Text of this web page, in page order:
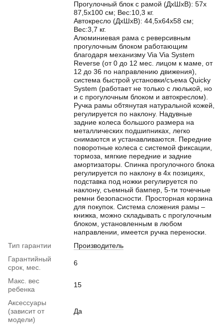
Прогулочный блок с рамой (ДхШхВ): 57х
87,5х100 см; Вес:10,3 кг.
Автокресло (ДхШхВ): 44,5х64х58 см;
Вес:3,7 кг.
Алюминиевая рама с реверсивным
прогулочным блоком работающим
благодаря механизму Via Via System
Reverse (от 0 до 12 мес. лицом к маме, от
12 до 36 по направлению движения),
система быстрой установки/съема Quicky
System (работает не только с люлькой, но
и с прогулочным блоком и автокреслом).
Ручка рамы обтянутая натуральной кожей,
регулируется по наклону. Надувные
задние колеса большого размера на
металлических подшипниках, легко
снимаются и устанавливаются. Передние
поворотные колеса с системой фиксации,
тормоза, мягкие передние и задние
амортизаторы. Спинка прогулочного блока
регулируется по наклону в 4х позициях,
подставка под ножки регулируется по
наклону, съемный бампер, 5-ти точечные
ремни безопасности. Просторная корзина
для покупок. Система сложения рамы –
книжка, можно складывать с прогулочным
блоком, установленным в любом
направлении, имеется ручка переноски.
Тип гарантии
Производитель
Гарантийный
срок, мес.
6
Макс. вес
ребенка
15
Аксессуары
(зависит от
модели)
Да